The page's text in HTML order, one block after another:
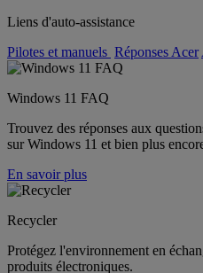
Liens d'auto-assistance
Pilotes et manuels Réponses Acer
Windows 11 FAQ
Trouvez des réponses aux
sur Windows 11 et bien plus
En savoir plus
Recycler
Protégez l'environnement en
produits électroniques.